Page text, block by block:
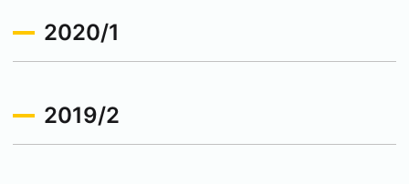
2020/1
2019/2